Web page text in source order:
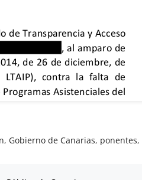
, Gobierno de Canarias, ponentes,